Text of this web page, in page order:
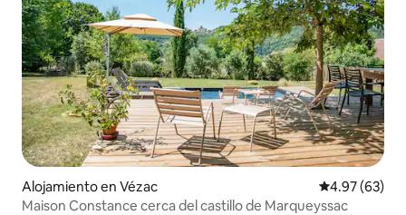
Alojamiento en Vézac Calificación
4.97 (63)
Maison Constance cerca del castillo de Marqueyssac